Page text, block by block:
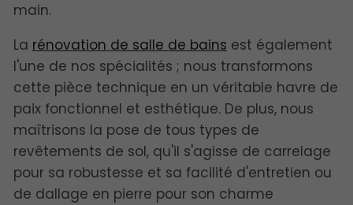
main.
La rénovation de salle de bains est également
l'une de nos spécialités ; nous transformons
cette pièce technique en un véritable havre de
paix fonctionnel et esthétique. De plus, nous
maîtrisons la pose de tous types de
revêtements de sol, qu'il s'agisse de carrelage
pour sa robustesse et sa facilité d'entretien ou
de dallage en pierre pour son charme